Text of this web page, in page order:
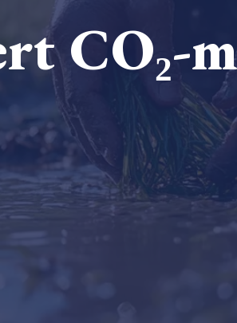
van Kenia’s bossen
Lees meer
De
Project
voetafdruk en hoe verkleint u
CSRD
CO₂-